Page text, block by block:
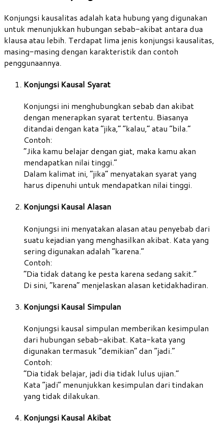
Konjungsi kausalitas adalah kata hubung yang digunakan
untuk menunjukkan hubungan sebab-akibat antara dua
klausa atau lebih. Terdapat lima jenis konjungsi kausalitas,
masing-masing dengan karakteristik dan contoh
penggunaannya.
Konjungsi Kausal Syarat
Konjungsi ini menghubungkan sebab dan akibat
dengan menerapkan syarat tertentu. Biasanya
ditandai dengan kata “jika,” “kalau,” atau “bila.”
Contoh:
“Jika kamu belajar dengan giat, maka kamu akan
mendapatkan nilai tinggi.”
Dalam kalimat ini, “jika” menyatakan syarat yang
harus dipenuhi untuk mendapatkan nilai tinggi.
Konjungsi Kausal Alasan
Konjungsi ini menyatakan alasan atau penyebab dari
suatu kejadian yang menghasilkan akibat. Kata yang
sering digunakan adalah “karena.”
Contoh:
“Dia tidak datang ke pesta karena sedang sakit.”
Di sini, “karena” menjelaskan alasan ketidakhadiran.
Konjungsi Kausal Simpulan
Konjungsi kausal simpulan memberikan kesimpulan
dari hubungan sebab-akibat. Kata-kata yang
digunakan termasuk “demikian” dan “jadi.”
Contoh:
“Dia tidak belajar, jadi dia tidak lulus ujian.”
Kata “jadi” menunjukkan kesimpulan dari tindakan
yang tidak dilakukan.
Konjungsi Kausal Akibat